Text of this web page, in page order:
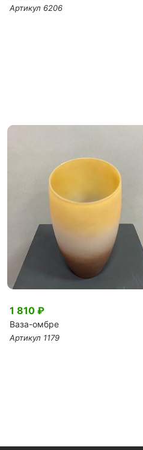
Артикул 6206
1 810 ₽
Ваза-омбре
Артикул 1179